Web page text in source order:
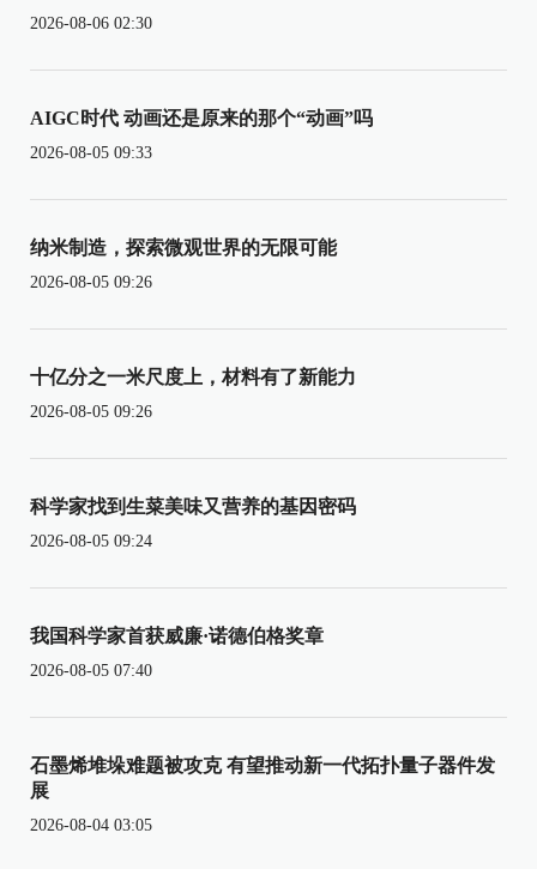
2026-08-06 02:30
AIGC时代 动画还是原来的那个“动画”吗
2026-08-05 09:33
纳米制造，探索微观世界的无限可能
2026-08-05 09:26
十亿分之一米尺度上，材料有了新能力
2026-08-05 09:26
科学家找到生菜美味又营养的基因密码
2026-08-05 09:24
我国科学家首获威廉·诺德伯格奖章
2026-08-05 07:40
石墨烯堆垛难题被攻克 有望推动新一代拓扑量子器件发
展
2026-08-04 03:05